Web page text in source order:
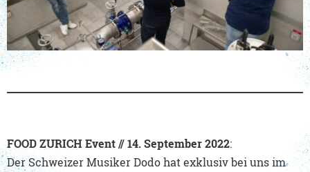
FOOD ZURICH Event //14. September 2022:
Der Schweizer Musiker Dodo hat exklusiv bei uns im